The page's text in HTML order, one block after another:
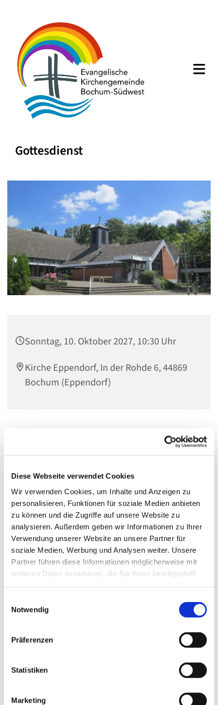
Diese Webseite verwendet Cookies
Wir verwenden Cookies, um Inhalte und Anzeigen zu
personalisieren, Funktionen für soziale Medien anbieten
zu können und die Zugriffe auf unsere Website zu
analysieren. Außerdem geben wir Informationen zu Ihrer
Verwendung unserer Website an unsere Partner für
soziale Medien, Werbung und Analysen weiter. Unsere
Partner führen diese Informationen möglicherweise mit
weiteren Daten zusammen, die Sie ihnen bereitgestellt
Notwendig
Präferenzen
Statistiken
Marketing
Gottesdienst
Sonntag, 10. Oktober 2027, 10:30 Uhr
Kirche Eppendorf, In der Rohde 6, 44869
Bochum (Eppendorf)
Dies könnte Sie auch interessieren